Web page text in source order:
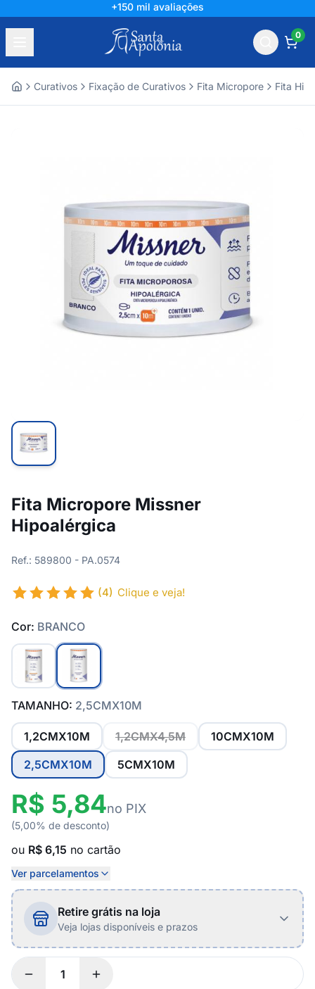
+150 mil avaliações
0
Curativos Fixação de Curativos Fita Micropore Fita
Fita Micropore Missner
Hipoalérgica
Ref.: 589800 - PA.0574
(4) Clique e veja!
Cor: BRANCO
TAMANHO: 2,5CMX10M
1,2CMX10M 1,2CMX4,5M
10CMX10M
2,5CMX10M
5CMX10M
R$ 5,84no PIX
(5,00% de desconto)
ou R$ 6,15 no cartão
Ver parcelamentos
Retire grátis na loja
Veja lojas disponíveis e prazos